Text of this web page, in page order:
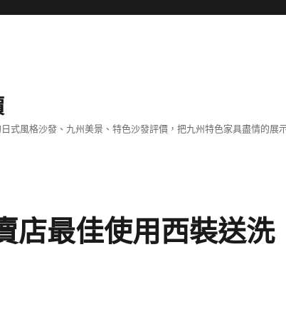
風格沙發、九州美景、特色沙發評價，把九州特色家具盡情的展
店最佳使用西裝送洗